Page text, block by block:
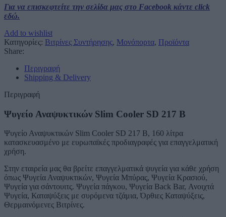
Για να επισκεφτείτε την σελίδα μας στο Facebook κάντε click
εδώ.
Add to wishlist
Κατηγορίες: Βιτρίνες Συντήρησης, Μονόπορτα, Προϊόντα
Share:
Περιγραφή
Shipping & Delivery
Περιγραφή
Ψυγείο Αναψυκτικών Slim Cooler SD 217 B
Ψυγείο Αναψυκτικών Slim Cooler SD 217 B, 160 λίτρα
κατασκευασμένο με ευρωπαϊκές προδιαγραφές για επαγγελματική
χρήση.
Στην εταιρεία μας θα βρείτε επαγγελματικά ψυγεία για κάθε χρήση
όπως Ψυγεία Αναψυκτικών, Ψυγεία Μπύρας, Ψυγεία Κρασιού,
Ψυγεία για σάντουιτς. Ψυγεία πάγκου, Ψυγεία Back Bar, Ανοιχτά
Ψυγεία, Καταψύξεις με συρόμενα τζάμια, Όρθιες Καταψύξεις,
Θερμαινόμενες Βιτρίνες.